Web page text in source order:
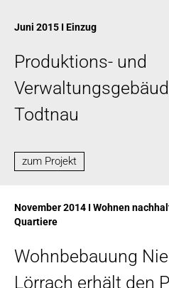
Juni 2015 I Einzug
Produktions- und
Todtnau
zum Projekt
November 2014 I Wohnen
Quartiere
Wohnbebauung
Lörrach erhält den